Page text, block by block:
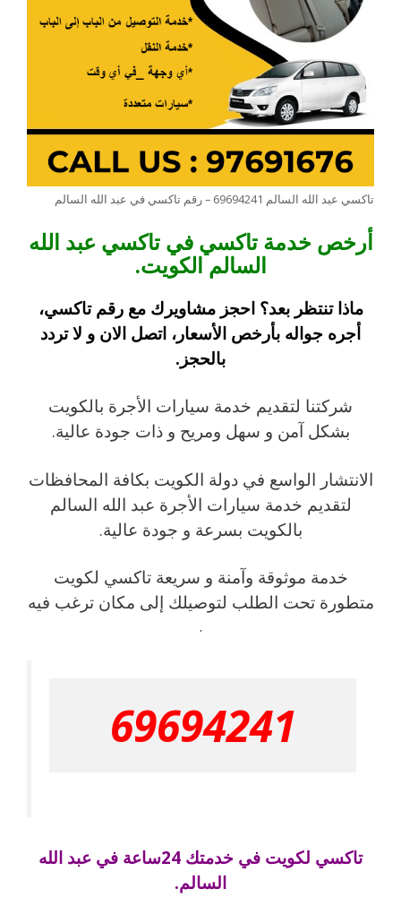
تاكسي عبد الله السالم 69694241 – رقم تاكسي في عبد الله السالم
أرخص خدمة تاكسي في تاكسي عبد الله
السالم الكويت.
ماذا تنتظر بعد؟ احجز مشاويرك مع رقم تاكسي،
أجره جواله بأرخص الأسعار، اتصل الان و لا تردد
بالحجز.
شركتنا لتقديم خدمة سيارات الأجرة بالكويت
بشكل آمن و سهل ومريح و ذات جودة عالية.
الانتشار الواسع في دولة الكويت بكافة المحافظات
لتقديم خدمة سيارات الأجرة عبد الله السالم
بالكويت بسرعة و جودة عالية.
خدمة موثوقة وآمنة و سريعة تاكسي لكويت
متطورة تحت الطلب لتوصيلك إلى مكان ترغب فيه
.
69694241
تاكسي لكويت في خدمتك 24ساعة في عبد الله
السالم.